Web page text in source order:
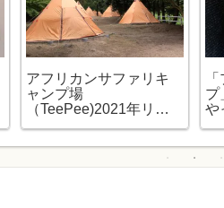
アフリカンサファリキ
ャンプ場
（TeePee)2021年リニ
プ
や